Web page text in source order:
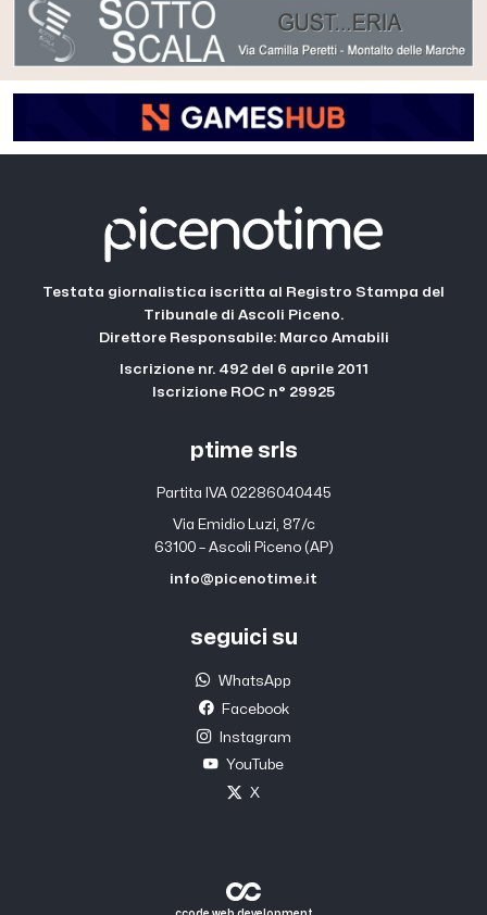
Testata giornalistica iscritta al Registro Stampa del
Tribunale di Ascoli Piceno.
Direttore Responsabile: Marco Amabili
Iscrizione nr. 492 del 6 aprile 2011
Iscrizione ROC n° 29925
ptime srls
Partita IVA 02286040445
Via Emidio Luzi, 87/c
63100 – Ascoli Piceno (AP)
info@picenotime.it
seguici su
WhatsApp
Facebook
Instagram
YouTube
X